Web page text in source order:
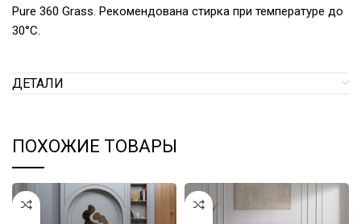
Pure 360 Grass. Рекомендована стирка при температуре до
30°С.
ДЕТАЛИ
ПОХОЖИЕ ТОВАРЫ